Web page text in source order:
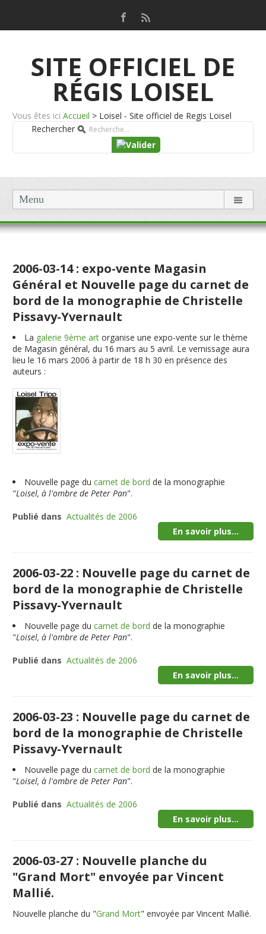
SITE OFFICIEL DE
RÉGIS LOISEL
Vous êtes ici Accueil > Loisel - Site officiel de Regis Loisel
Rechercher
Menu
2006-03-14 : expo-vente Magasin
Général et Nouvelle page du carnet de
bord de la monographie de Christelle
Pissavy-Yvernault
La galerie 9ème art organise une expo-vente sur le thème
de Magasin général, du 16 mars au 5 avril. Le vernissage aura
lieu le 16 mars 2006 à partir de 18 h 30 en présence des
auteurs :
Nouvelle page ducarnet de bord de la monographie
"Loisel, à l'ombre de Peter Pan".
Publié dans Actualités de 2006
En savoir plus...
2006-03-22 : Nouvelle page du carnet de
bord de la monographie de Christelle
Pissavy-Yvernault
Nouvelle page ducarnet de bord de la monographie
"Loisel, à l'ombre de Peter Pan".
Publié dans Actualités de 2006
En savoir plus...
2006-03-23 : Nouvelle page du carnet de
bord de la monographie de Christelle
Pissavy-Yvernault
Nouvelle page ducarnet de bord de la monographie
"Loisel, à l'ombre de Peter Pan".
Publié dans Actualités de 2006
En savoir plus...
2006-03-27 : Nouvelle planche du
"Grand Mort" envoyée par Vincent
Mallié.
Nouvelle planche du "Grand Mort" envoyée par Vincent Mallié.